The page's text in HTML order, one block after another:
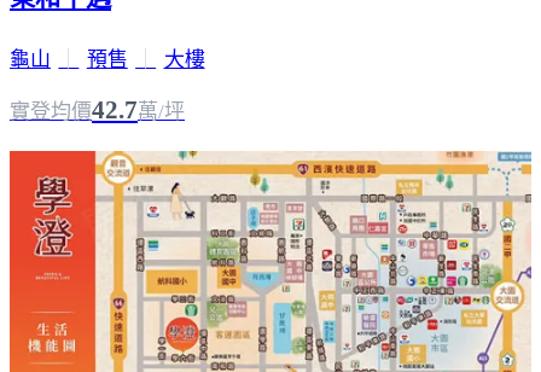
龜山 預售 大樓
實登均價42.7萬/坪